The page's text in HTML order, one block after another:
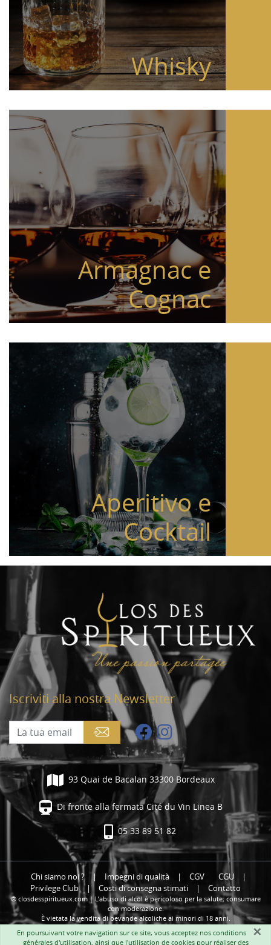
Whisky
Armagnac e
Cognac
Aperitivo e
Cocktail
Iscriviti alla nostra Newsletter
93 Quai de Bacalan 33300 Bordeaux
Di fronte alla fermata Cité du Vin Linea B
05 33 89 51 82
Chi siamo noi ? | Impegni di qualità | CGV CGU
|
Privilege Club | Costi di consegna stimati | Contatto
® closdesspiritueux.com | L’abuso di alcol è pericoloso per la salute; consumare
con moderazione.
È vietata la vendita di bevande alcoliche ai minori di 18 anni.
×
En poursuivant votre navigation sur ce site, vous acceptez nos conditions
générales d'utilisation, ainsi que l'utilisation de cookies pour réaliser des